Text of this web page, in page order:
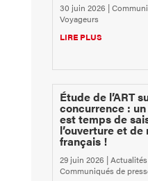
30 juin 2026 |
Voyageurs
LIRE PLUS
Étude de l’ART
concurrence :
est temps de
l’ouverture et
français !
29 juin 2026 |
Communiqués de